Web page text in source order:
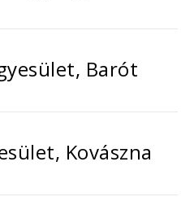
Barót
Kovászna